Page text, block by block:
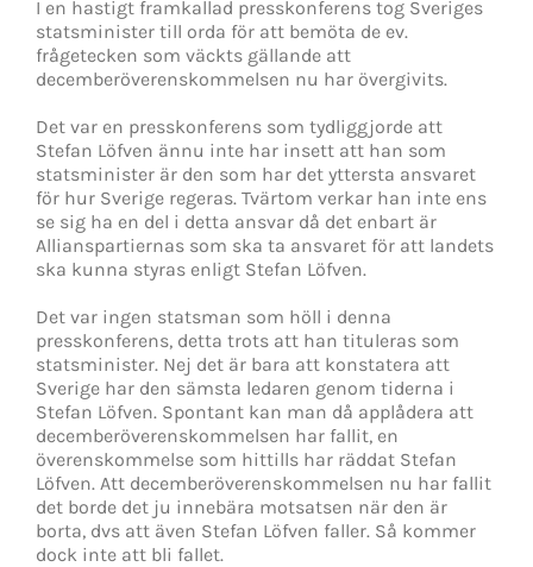
I en hastigt framkallad presskonferens tog Sveriges
statsminister till orda för att bemöta de ev.
frågetecken som väckts gällande att
decemberöverenskommelsen nu har övergivits.
Det var en presskonferens som tydliggjorde att
Stefan Löfven ännu inte har insett att han som
statsminister är den som har det yttersta ansvaret
för hur Sverige regeras. Tvärtom verkar han inte ens
se sig ha en del i detta ansvar då det enbart är
Allianspartiernas som ska ta ansvaret för att landets
ska kunna styras enligt Stefan Löfven.
Det var ingen statsman som höll i denna
presskonferens, detta trots att han tituleras som
statsminister. Nej det är bara att konstatera att
Sverige har den sämsta ledaren genom tiderna i
Stefan Löfven. Spontant kan man då applådera att
decemberöverenskommelsen har fallit, en
överenskommelse som hittills har räddat Stefan
Löfven. Att decemberöverenskommelsen nu har fallit
det borde det ju innebära motsatsen när den är
borta, dvs att även Stefan Löfven faller. Så kommer
dock inte att bli fallet.